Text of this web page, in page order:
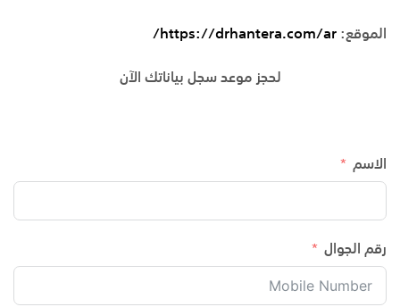
الموقع: https://drhantera.com/ar/
لحجز موعد سجل بياناتك الآن
الاسم
رقم الجوال